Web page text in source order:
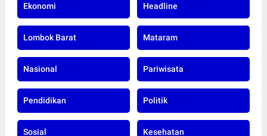
Ekonomi Headline
Lombok Barat Mataram
Nasional Pariwisata
Pendidikan Politik
Sosial Kesehatan